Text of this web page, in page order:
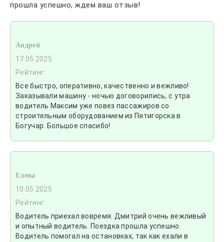
прошла успешно, ждем ваш отзыв!
Андрей
17.05.2025
Рейтинг:
Все быстро, оперативно, качественно и вежливо!
Заказывали машину - ночью договорились, с утра
водитель Максим уже повез пассажиров со
строительным оборудованием из Пятигорска в
Богучар. Большое спасибо!
Елена
10.05.2025
Рейтинг:
Водитель приехал вовремя. Дмитрий очень вежливый
и опытный водитель. Поездка прошла успешно.
Водитель помогал на остановках, так как ехали в